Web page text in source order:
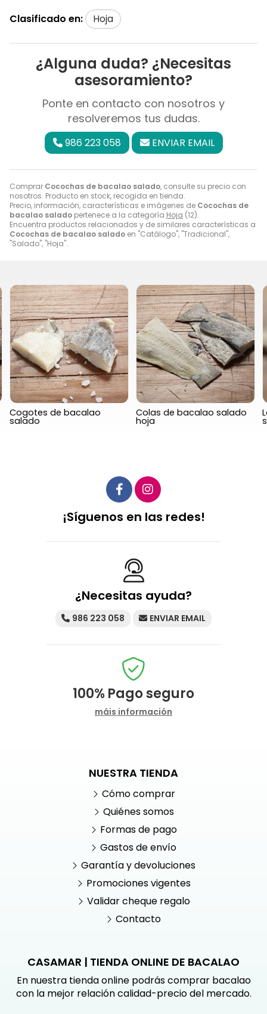
Comprar Cocochas de bacalao salado, consulte su precio con
nosotros. Producto en stock, recogida en tienda.
Precio, información, características e imágenes de Cocochas de
bacalao salado pertenece a la categoría Hoja (12).
Encuentra productos relacionados y de similares características a
Cocochas de bacalao salado en "Catálogo", "Tradicional",
"Salado", "Hoja".
Clasificado en: Hoja
¿Alguna duda? ¿Necesitas
asesoramiento?
Ponte en contacto con nosotros y
resolveremos tus dudas.
986 223 058 ENVIAR EMAIL
Cogotes de bacalao
salado
Colas de bacalao salado
hoja
¡Síguenos en las redes!
¿Necesitas ayuda?
986 223 058 ENVIAR EMAIL
100% Pago seguro
máis información
CASAMAR | TIENDA ONLINE DE BACALAO
En nuestra tienda online podrás comprar bacalao
con la mejor relación calidad-precio del mercado.
NUESTRA TIENDA
Cómo comprar
Quiénes somos
Formas de pago
Gastos de envío
Garantía y devoluciones
Promociones vigentes
Validar cheque regalo
Contacto